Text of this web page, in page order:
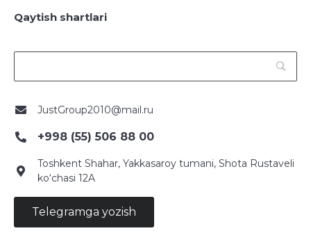
Qaytish shartlari
JustGroup2010@mail.ru
+998 (55) 506 88 00
Toshkent Shahar, Yakkasaroy tumani, Shota Rustaveli
ko‘chasi 12A
Telegramga yozish